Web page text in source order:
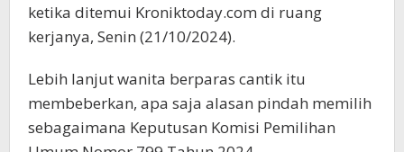
ketika ditemui Kroniktoday.com di ruang
kerjanya, Senin (21/10/2024).
Lebih lanjut wanita berparas cantik itu
membeberkan, apa saja alasan pindah memilih
sebagaimana Keputusan Komisi Pemilihan